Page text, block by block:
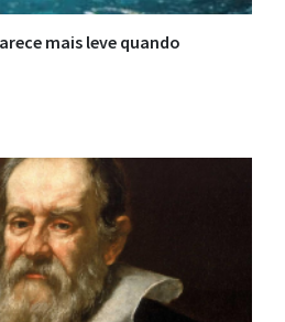
mais leve quando